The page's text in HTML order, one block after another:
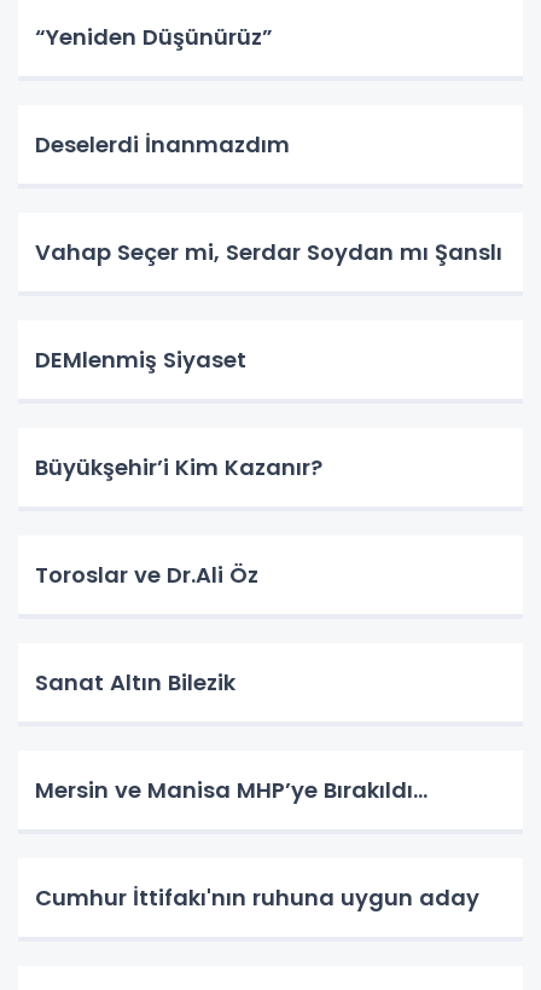
“Yeniden Düşünürüz”
Deselerdi İnanmazdım
Vahap Seçer mi, Serdar Soydan mı Şanslı
DEMlenmiş Siyaset
Büyükşehir’i Kim Kazanır?
Toroslar ve Dr.Ali Öz
Sanat Altın Bilezik
Mersin ve Manisa MHP’ye Bırakıldı…
Cumhur İttifakı'nın ruhuna uygun aday